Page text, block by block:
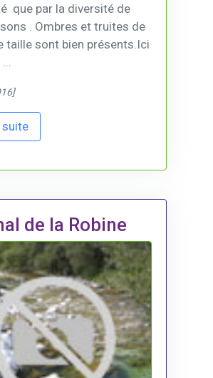
que par la diversité de
. Ombres et truites de
taille sont bien présents.Ici
suite
de la Robine